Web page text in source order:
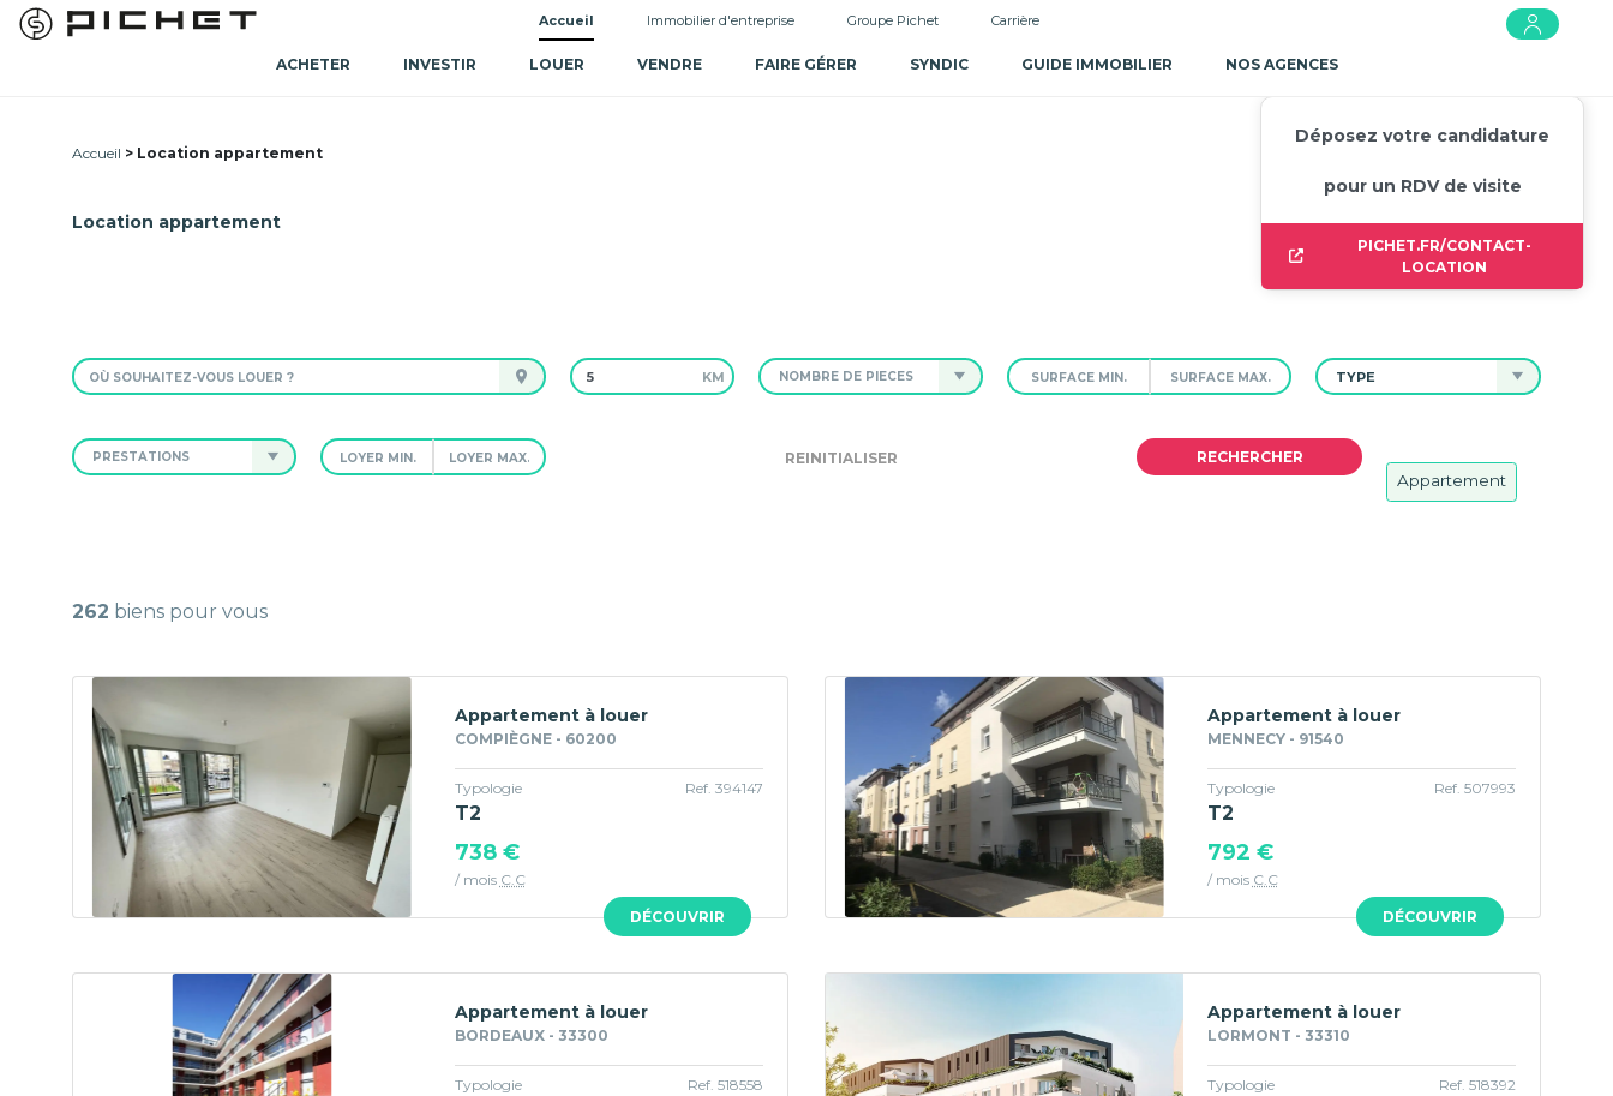
Accueil Immobilier d'entreprise Groupe Pichet Carrière
ACHETER INVESTIR LOUER VENDRE FAIRE GÉRER SYNDIC GUIDE IMMOBILIER NOS AGENCES
Accueil Location appartement
Location appartement
Déposez votre candidature
pour un RDV de visite
PICHET.FR/CONTACT-
LOCATION
KM NOMBRE DE PIÈCES TYPE
PRESTATIONS
Appartement
262 biens pour vous
DÉCOUVRIR
Appartement à louer
COMPIÈGNE - 60200
Typologie
T2
Ref. 394147
738 €
/ mois C.C
DÉCOUVRIR
Appartement à louer
MENNECY - 91540
Typologie
T2
Ref. 507993
792 €
/ mois C.C
Appartement à louer
BORDEAUX - 33300
Typologie Ref. 518558
Appartement à louer
LORMONT - 33310
Typologie Ref. 518392